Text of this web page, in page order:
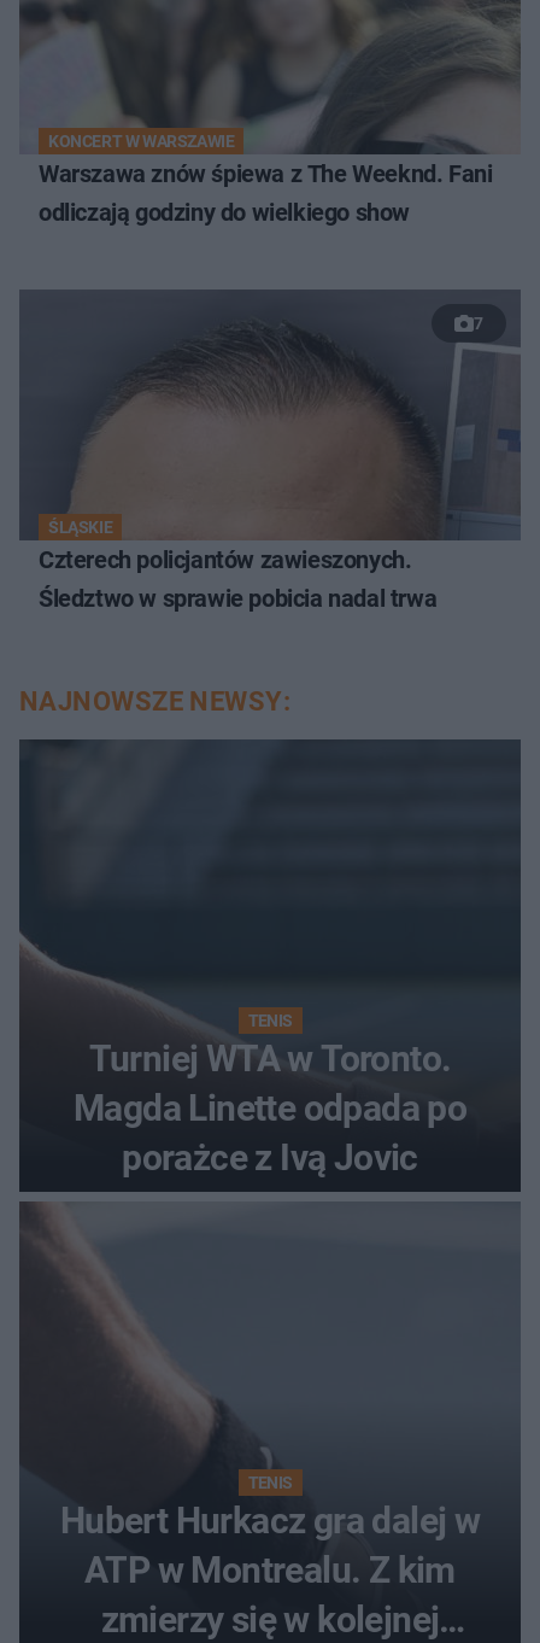
KONCERT W WARSZAWIE
Warszawa znów śpiewa z The Weeknd. Fani
odliczają godziny do wielkiego show
7
ŚLĄSKIE
Czterech policjantów zawieszonych.
Śledztwo w sprawie pobicia nadal trwa
NAJNOWSZE NEWSY:
TENIS
Turniej WTA w Toronto.
Magda Linette odpada po
porażce z Ivą Jovic
TENIS
Hubert Hurkacz gra dalej w
ATP w Montrealu. Z kim
zmierzy się w kolejnej